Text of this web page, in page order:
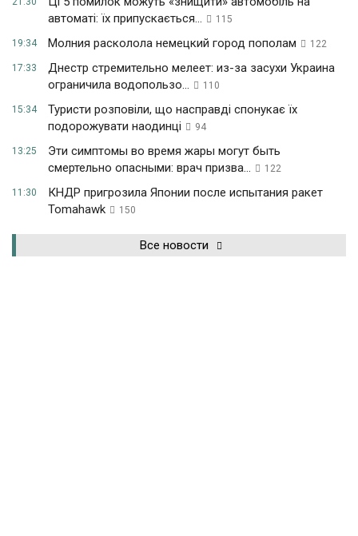
автоматі: їх припускається...
115
19:34 Молния расколола немецкий город пополам 122
17:33
Днестр стремительно мелеет: из-за засухи Украина
ограничила водопользо...
110
15:34
Туристи розповіли, що насправді спонукає їх
подорожувати наодинці
94
13:25
Эти симптомы во время жары могут быть
смертельно опасными: врач призва...
122
11:30
КНДР пригрозила Японии после испытания ракет
Tomahawk
150
Все новости